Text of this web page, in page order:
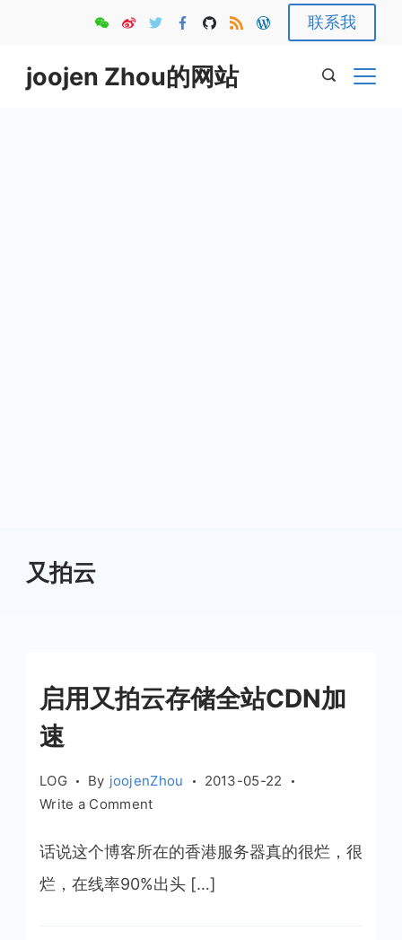
content
联系我
joojen Zhou的网站
又拍云
启用又拍云存储全站CDN加
速
LOG By joojenZhou
2013-05-22
Write a Commenton
用
又
拍
话说这个博客所在的香港服务器真的很烂，很
烂，在线率90%出头 […]